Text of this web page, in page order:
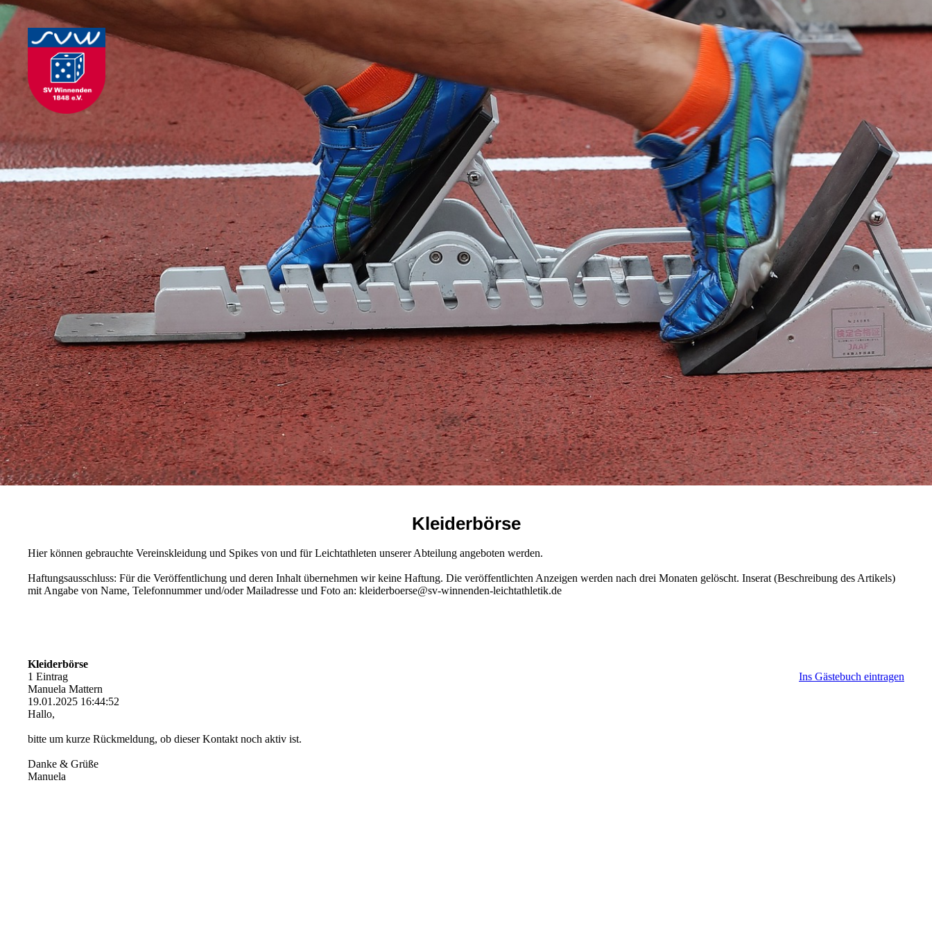
Kleiderbörse
Hier können gebrauchte Vereinskleidung und Spikes von und für Leichtathleten unserer Abteilung angeboten werden.
Haftungsausschluss: Für die Veröffentlichung und deren Inhalt übernehmen wir keine Haftung. Die veröffentlichten Anzeigen werden nach drei Monaten gelöscht. Inserat (Beschreibung des Artikels)
mit Angabe von Name, Telefonnummer und/oder Mailadresse und Foto an: kleiderboerse@sv-winnenden-leichtathletik.de
Kleiderbörse
1 Eintrag
Ins Gästebuch eintragen
Manuela Mattern
19.01.2025 16:44:52
Hallo,
bitte um kurze Rückmeldung, ob dieser Kontakt noch aktiv ist.
Danke & Grüße
Manuela